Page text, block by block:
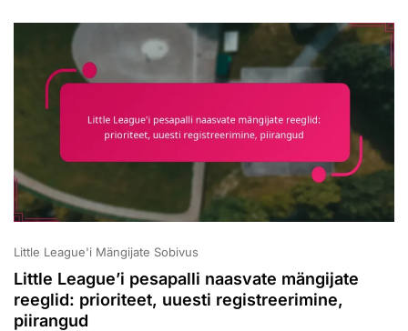
Ülikonnad
Little League'i Mängijate Sobivus
Little League’i pesapalli naasvate mängijate
reeglid: prioriteet, uuesti registreerimine,
piirangud